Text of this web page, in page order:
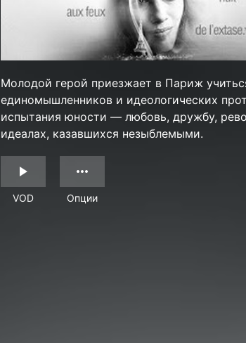
Молодой герой приезжает в Париж
единомышленников и идеологических
испытания юности — любовь, дружбу,
идеалах, казавшихся незыблемыми.
VOD Опции